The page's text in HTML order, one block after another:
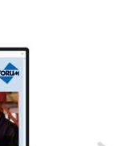
Next